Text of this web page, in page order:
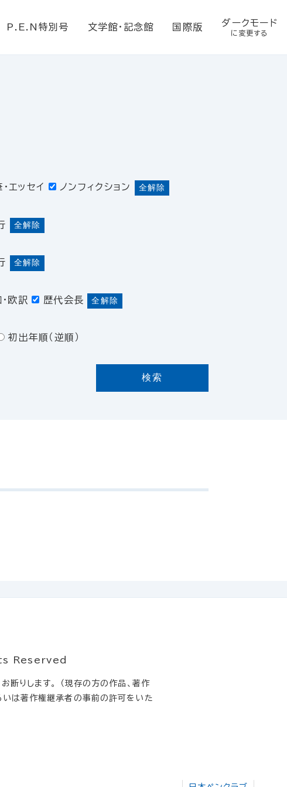
P.E.N特別号 文学館・記念館 国際版 ダークモード
に変更する
エッセイ ノンフィクション 全解除
全解除
全解除
欧訳 歴代会長 全解除
初出年順（逆順）
検索
Reserved
断りします。 （現存の方の作品、著作
いは著作権継承者の事前の許可をいた